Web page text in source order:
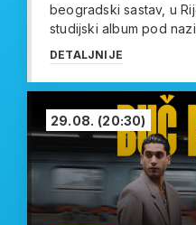
beogradski sastav, u
studijski album pod
DETALJNIJE
29.08. (20:30)